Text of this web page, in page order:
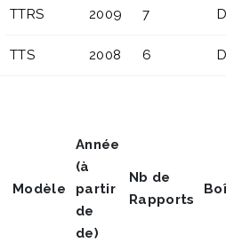
TTRS 2009 7
TTS 2008 6
Modèle
Année
(à
partir
de
de)
Nb de
Rapports